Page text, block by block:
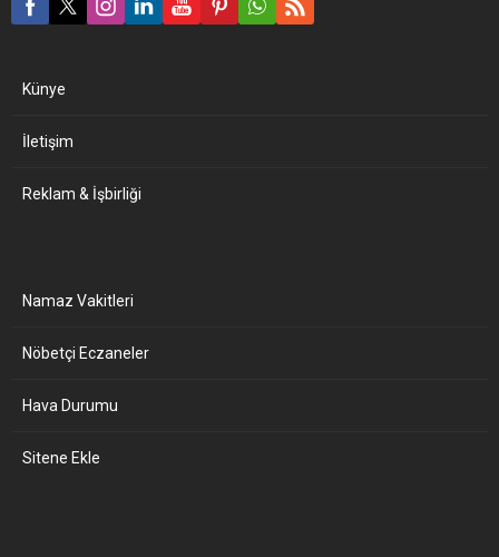
Künye
İletişim
Reklam & İşbirliği
Namaz Vakitleri
Nöbetçi Eczaneler
Hava Durumu
Sitene Ekle